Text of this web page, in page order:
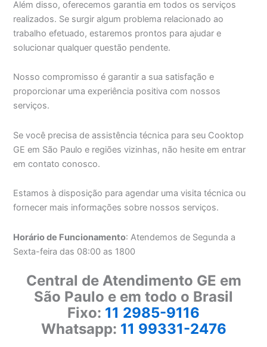
Além disso, oferecemos garantia em todos os serviços
realizados. Se surgir algum problema relacionado ao
trabalho efetuado, estaremos prontos para ajudar e
solucionar qualquer questão pendente.
Nosso compromisso é garantir a sua satisfação e
proporcionar uma experiência positiva com nossos
serviços.
Se você precisa de assistência técnica para seu Cooktop
GE em São Paulo e regiões vizinhas, não hesite em entrar
em contato conosco.
Estamos à disposição para agendar uma visita técnica ou
fornecer mais informações sobre nossos serviços.
Horário de Funcionamento: Atendemos de Segunda a
Sexta-feira das 08:00 as 1800
Central de Atendimento GE em
São Paulo e em todo o Brasil
Fixo: 11 2985-9116
Whatsapp: 11 99331-2476